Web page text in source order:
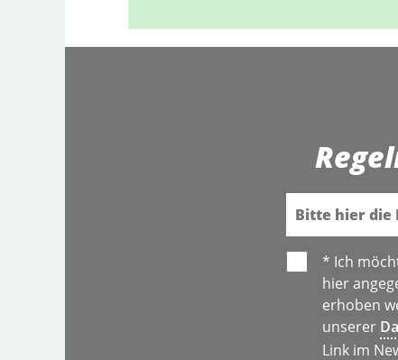
E-Mail
* Ich
hier
erhoben
unserer
Link im